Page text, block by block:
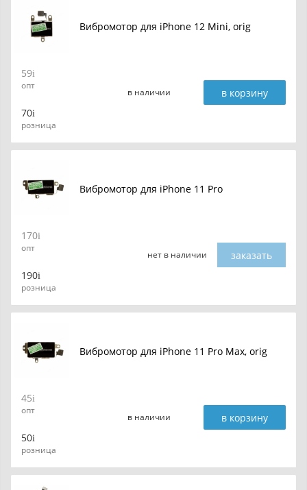
Вибромотор для iPhone 12 Mini, orig
59
опт
70
розница
в наличии в корзину
Вибромотор для iPhone 11 Pro
170
опт
190
розница
нет в наличии заказать
Вибромотор для iPhone 11 Pro Max, orig
45
опт
50
розница
в наличии в корзину